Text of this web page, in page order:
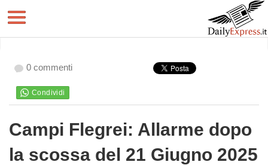
0 commenti
Campi Flegrei: Allarme dopo
la scossa del 21 Giugno 2025